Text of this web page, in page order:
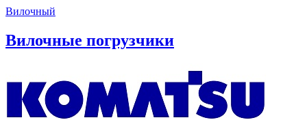
Вилочный
Вилочные погрузчики